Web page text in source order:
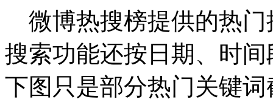
微博热搜榜提供的热
搜索功能还按日期、时
下图只是部分热门关键